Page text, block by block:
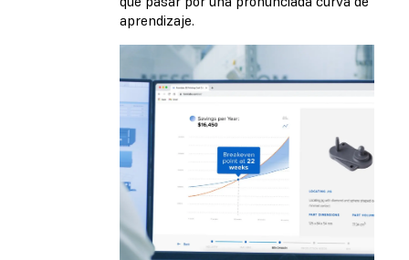
aprendizaje.